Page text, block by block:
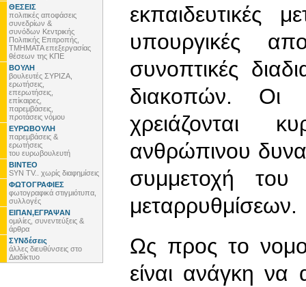
ΘΕΣΕΙΣ
πολιτικές αποφάσεις
συνεδρίων &
συνόδων Κεντρικής
Πολιτικής Επιτροπής,
ΤΜΗΜΑΤΑ επεξεργασίας
θέσεων της ΚΠΕ
ΒΟΥΛΗ
βουλευτές ΣΥΡΙΖΑ,
ερωτήσεις,
επερωτήσεις,
επίκαιρες,
παρεμβάσεις,
προτάσεις νόμου
ΕΥΡΩΒΟΥΛΗ
παρεμβάσεις &
ερωτήσεις
του ευρωβουλευτή
ΒΙΝΤΕΟ
SYN TV.. χωρίς διαφημίσεις
ΦΩΤΟΓΡΑΦΙΕΣ
φωτογραφικά στιγμιότυπα,
συλλογές
ΕΙΠΑΝ,ΕΓΡΑΨΑΝ
ομιλίες, συνεντεύξεις &
άρθρα
ΣΥΝδέσεις
άλλες διευθύνσεις στο
Διαδίκτυο
εκπαιδευτικές
υπουργικές
συνοπτικές
διακοπών. Οι
χρειάζονται
ανθρώπινου
συμμετοχή
μεταρρυθμίσεων.
Ως προς το
είναι ανάγκη να